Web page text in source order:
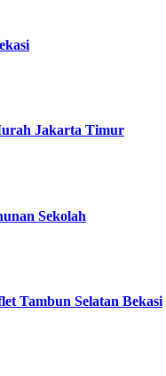
Jakarta Timur
Sekolah
Tambun Selatan Bekasi